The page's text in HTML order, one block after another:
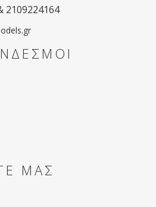
2109224164
ΜΑΣ